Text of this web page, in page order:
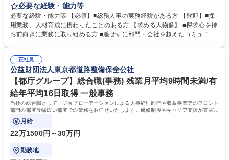
定、さらに社内の重要会議の運営等、経営の根幹となる幅広い総務人事業
務全般を担当していただきます。 【主な業務内容】 ■採用関係業務および
人材育成(社員研修)業務の推進 ■中期経営計画および予算等の管理 ■設備
投資計画等の策定 ■社内の重要会議の運営 ■その他総務人事業務全般 【入
務人事】経験者歓迎！/阪急阪神HDグループ/年休124日
必要な経験・能力等
必要な経験・能力等 【必須】■総務人事の実務経験がある方 【歓迎】■採
用業務、人材育成に携わったことのある方 【求める人物像】 ■探求心を持
ち前向きに業務に取り組める方 ■臆せずに部門・会社を超えたコミュニケ
囲のメンバーと協調しつつ主体性を持って能動的に業務を推進できる方 学
歴・資格 学歴：大学院 大学 高専 短大 専修学校 高校 語学力： 資格：
正社員
公益財団法人東京都道路整備保全公社
【都庁グループ】総合職(事務) 残業月平均9時間未満/有
給年平均16日取得 一般事務
当社の総合職として、ジョブローテーションによる人事経理部門や収益事業等のフロント
部門の部署等幅広い部署での業務をお任せいたします。研修制度やキャリア支援が充実し
ております！ ※下記業務詳細
月給
22万1500円～30万円
勤務地